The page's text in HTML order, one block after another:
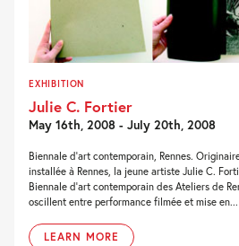
EXHIBITION
Julie C. Fortier
May 16th, 2008 - July 20th, 2008
Biennale d’art contemporain, Rennes.
installée à Rennes, la jeune artiste Julie C.
Biennale d’art contemporain des Ateliers de
oscillent entre performance filmée et mise en...
LEARN MORE